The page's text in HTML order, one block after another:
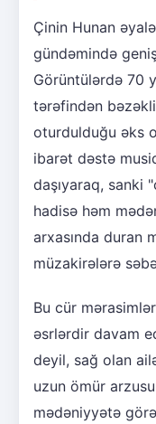
Çinin Hunan
gündəmində
Görüntülərdə 70
tərəfindən
oturdulduğu əks
ibarət dəstə
daşıyaraq, sanki
hadisə həm
arxasında duran
müzakirələrə
Bu cür
əsrlərdir davam
deyil, sağ olan
uzun ömür
mədəniyyətə